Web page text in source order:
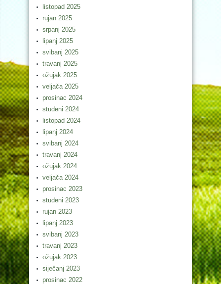
listopad 2025
rujan 2025
srpanj 2025
lipanj 2025
svibanj 2025
travanj 2025
ožujak 2025
veljača 2025
prosinac 2024
studeni 2024
listopad 2024
lipanj 2024
svibanj 2024
travanj 2024
ožujak 2024
veljača 2024
prosinac 2023
studeni 2023
rujan 2023
lipanj 2023
svibanj 2023
travanj 2023
ožujak 2023
siječanj 2023
prosinac 2022